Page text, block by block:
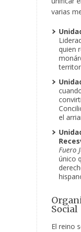
varias
quien
el
Fuero
único
Social
El reino